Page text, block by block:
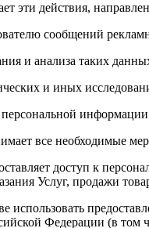
эти действия,
сообщений
и анализа таких
и иных
все необходимые
доступ к
Услуг, продажи
использовать
Федерации (в